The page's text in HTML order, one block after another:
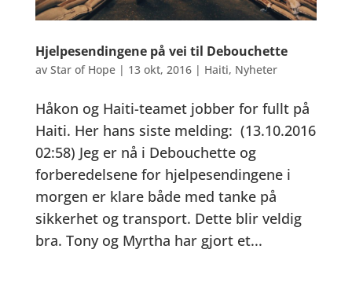
Hjelpesendingene på vei til Debouchette
av Star of Hope| 13 okt, 2016| Haiti, Nyheter
Håkon og Haiti-teamet jobber for fullt på
Haiti. Her hans siste melding: (13.10.2016
02:58) Jeg er nå i Debouchette og
forberedelsene for hjelpesendingene i
morgen er klare både med tanke på
sikkerhet og transport. Dette blir veldig
bra. Tony og Myrtha har gjort et...